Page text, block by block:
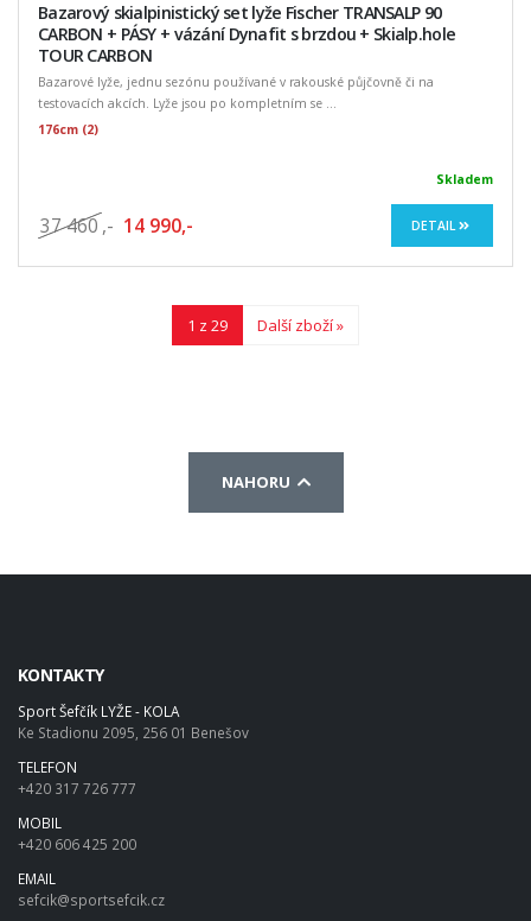
Bazarový skialpinistický set lyže Fischer TRANSALP 90
CARBON + PÁSY + vázání Dynafit s brzdou + Skialp.hole
TOUR CARBON
Bazarové lyže, jednu sezónu používané v rakouské půjčovně či na
testovacích akcích. Lyže jsou po kompletním se ...
176cm (2)
Skladem
37 460 ,- 14 990,- DETAIL
1 z 29 Další zboží »
NAHORU
KONTAKTY
Sport Šefčík LYŽE - KOLA
Ke Stadionu 2095, 256 01 Benešov
TELEFON
+420 317 726 777
MOBIL
+420 606 425 200
EMAIL
sefcik@sportsefcik.cz